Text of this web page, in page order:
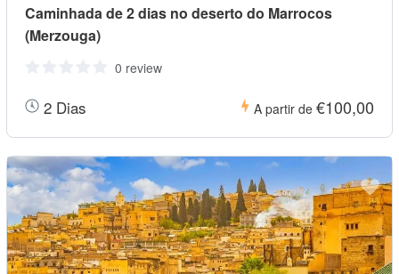
Caminhada de 2 dias no deserto do Marrocos
(Merzouga)
0 review
2 Dias A partir de €100,00